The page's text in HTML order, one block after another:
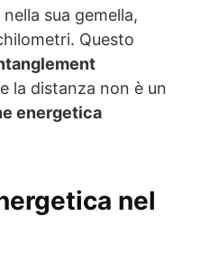
sua gemella,
Questo
la distanza non è un
energetica
nel